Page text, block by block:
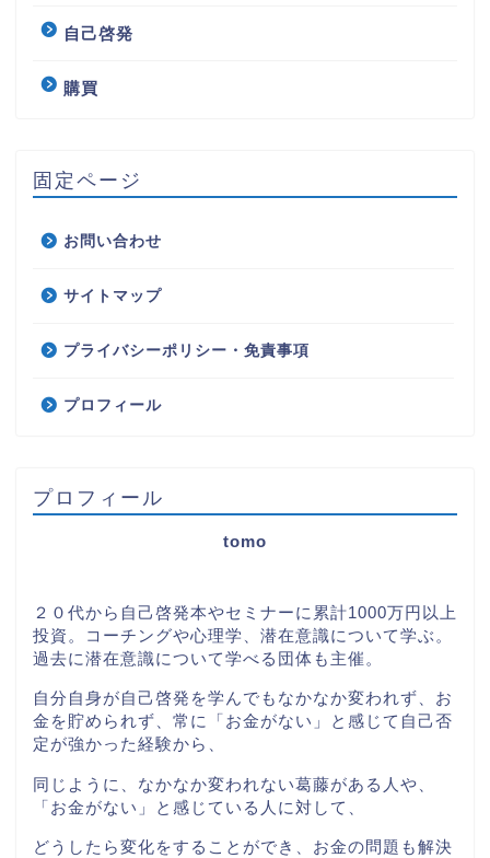
自己啓発
購買
固定ページ
お問い合わせ
サイトマップ
プライバシーポリシー・免責事項
プロフィール
プロフィール
tomo
２０代から自己啓発本やセミナーに累計1000万円以上
投資。コーチングや心理学、潜在意識について学ぶ。
過去に潜在意識について学べる団体も主催。
自分自身が自己啓発を学んでもなかなか変われず、お
金を貯められず、常に「お金がない」と感じて自己否
定が強かった経験から、
同じように、なかなか変われない葛藤がある人や、
「お金がない」と感じている人に対して、
どうしたら変化をすることができ、お金の問題も解決